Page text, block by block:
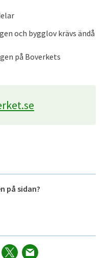
och bygglov krävs ändå
på Boverkets
på sidan?